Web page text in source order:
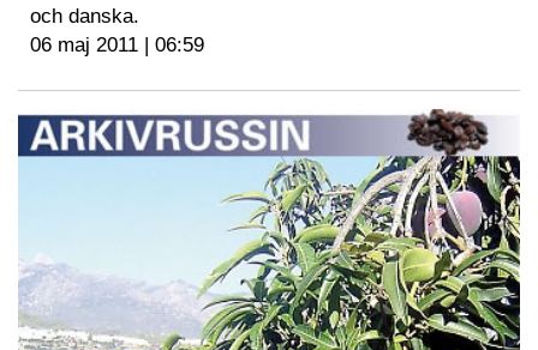
och danska.
06 maj 2011 | 06:59